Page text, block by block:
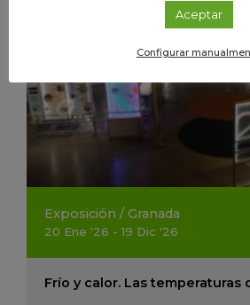
Exposición / Granada
20 Ene '26 - 19 Dic '26
Frío y calor. Las temperaturas
Aceptar
Configurar